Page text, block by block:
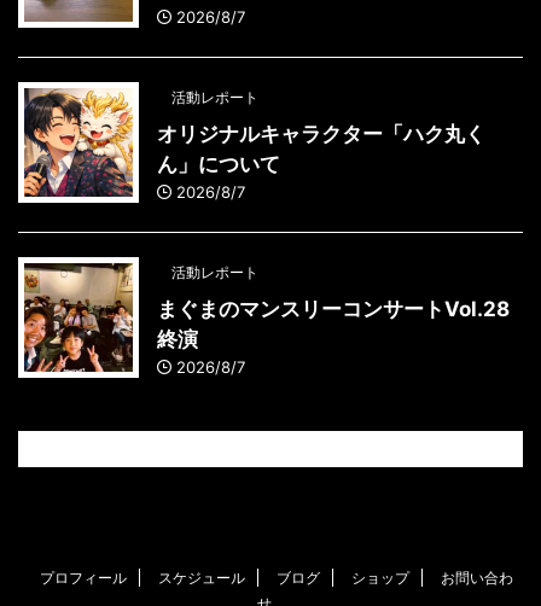
2026/8/7
活動レポート
オリジナルキャラクター「ハク丸く
ん」について
2026/8/7
活動レポート
まぐまのマンスリーコンサートVol.28
終演
2026/8/7
プロフィール スケジュール ブログ ショップ
お問い合わ